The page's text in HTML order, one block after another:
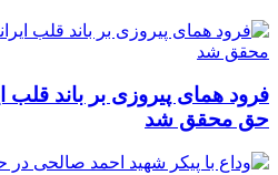
فرود همای پیروزی بر باند قلب
حق محقق شد